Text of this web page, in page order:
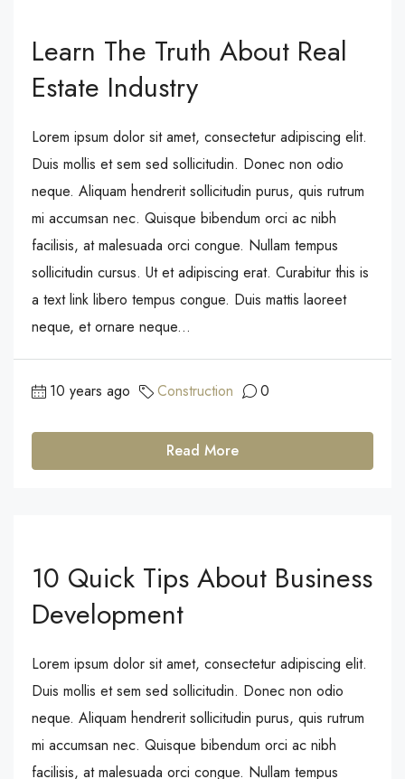
Learn The Truth About Real
Estate Industry
Lorem ipsum dolor sit amet, consectetur adipiscing elit.
Duis mollis et sem sed sollicitudin. Donec non odio
neque. Aliquam hendrerit sollicitudin purus, quis rutrum
mi accumsan nec. Quisque bibendum orci ac nibh
facilisis, at malesuada orci congue. Nullam tempus
sollicitudin cursus. Ut et adipiscing erat. Curabitur this is
a text link libero tempus congue. Duis mattis laoreet
neque, et ornare neque...
10 years ago Construction 0
Read More
10 Quick Tips About Business
Development
Lorem ipsum dolor sit amet, consectetur adipiscing elit.
Duis mollis et sem sed sollicitudin. Donec non odio
neque. Aliquam hendrerit sollicitudin purus, quis rutrum
mi accumsan nec. Quisque bibendum orci ac nibh
facilisis, at malesuada orci congue. Nullam tempus